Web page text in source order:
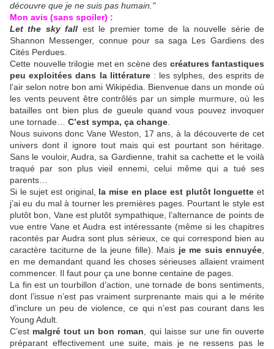
découvre que je ne suis pas humain."
Mon avis (sans spoiler) :
Let the sky fall est le premier tome de la nouvelle série de
Shannon Messenger, connue pour sa saga Les Gardiens des
Cités Perdues.
Cette nouvelle trilogie met en scène des créatures fantastiques
peu exploitées dans la littérature: les sylphes, des esprits de
l’air selon notre bon ami Wikipédia. Bienvenue dans un monde où
les vents peuvent être contrôlés par un simple murmure, où les
batailles ont bien plus de gueule quand vous pouvez invoquer
une tornade… C’est sympa, ça change
Nous suivons donc Vane Weston, 17 ans, à la découverte de cet
univers dont il ignore tout mais qui est pourtant son héritage.
Sans le vouloir, Audra, sa Gardienne, trahit sa cachette et le voilà
traqué par son plus vieil ennemi, celui même qui a tué ses
parents…
Si le sujet est original, la mise en place est plutôt longuette et
j’ai eu du mal à tourner les premières pages. Pourtant le style est
plutôt bon, Vane est plutôt sympathique, l’alternance de points de
vue entre Vane et Audra est intéressante (même si les chapitres
racontés par Audra sont plus sérieux, ce qui correspond bien au
caractère taciturne de la jeune fille). Mais je me suis ennuyée
en me demandant quand les choses sérieuses allaient vraiment
commencer. Il faut pour ça une bonne centaine de pages.
La fin est un tourbillon d’action, une tornade de bons sentiments,
dont l’issue n’est pas vraiment surprenante mais qui a le mérite
d’inclure un peu de violence, ce qui n’est pas courant dans les
Young Adult.
C’est malgré tout un bon roman , qui laisse sur une fin ouverte
préparant effectivement une suite, mais je ne ressens pas le